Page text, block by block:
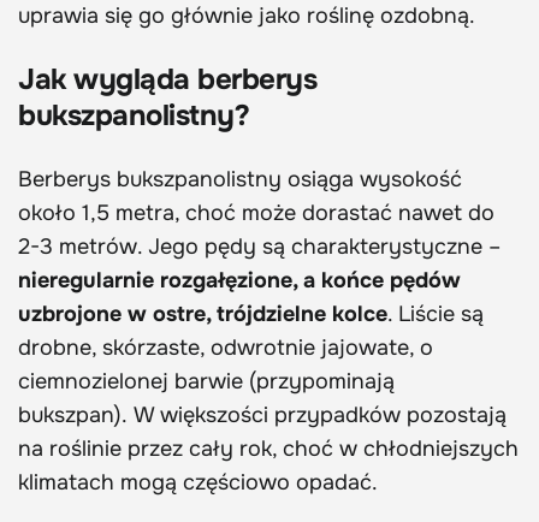
uprawia się go głównie jako roślinę ozdobną.
Jak wygląda berberys
bukszpanolistny?
Berberys bukszpanolistny osiąga wysokość
około 1,5 metra, choć może dorastać nawet do
2-3 metrów. Jego pędy są charakterystyczne –
nieregularnie rozgałęzione, a końce pędów
uzbrojone w ostre, trójdzielne kolce. Liście są
drobne, skórzaste, odwrotnie jajowate, o
ciemnozielonej barwie (przypominają
bukszpan). W większości przypadków pozostają
na roślinie przez cały rok, choć w chłodniejszych
klimatach mogą częściowo opadać.